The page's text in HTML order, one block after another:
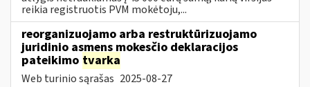
reikia registruotis PVM mokėtoju,...
reorganizuojamo arba restruktūrizuojamo
juridinio asmens mokesčio deklaracijos
pateikimo tvarka
Web turinio sąrašas 2025-08-27